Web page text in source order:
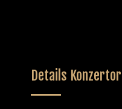
Details